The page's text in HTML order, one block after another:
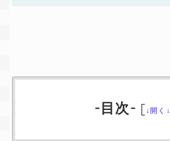
-目次- [↓開く↓